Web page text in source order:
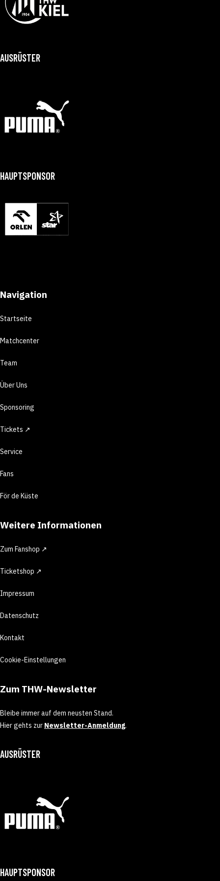
AUSRÜSTER
HAUPTSPONSOR
Navigation
Startseite
Matchcenter
Team
Über Uns
Sponsoring
Tickets ↗
Service
Fans
För de Küste
Weitere Informationen
Zum Fanshop ↗
Ticketshop ↗
Impressum
Datenschutz
Kontakt
Cookie-Einstellungen
Zum THW-Newsletter
Bleibe immer auf dem neusten Stand.
Hier gehts zur Newsletter-Anmeldung.
AUSRÜSTER
HAUPTSPONSOR